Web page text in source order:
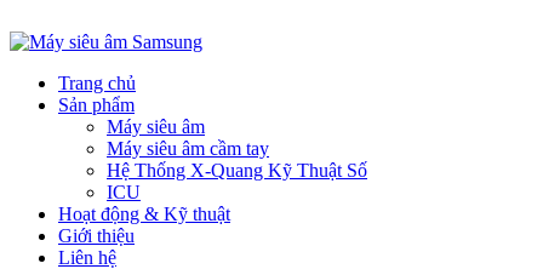
Trang chủ
Sản phẩm
Máy siêu âm
Máy siêu âm cầm tay
Hệ Thống X-Quang Kỹ Thuật Số
ICU
Hoạt động & Kỹ thuật
Giới thiệu
Liên hệ